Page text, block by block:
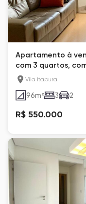
Apartamento à
com 3 quartos,
Vila Itapura
96m² 3 2
R$ 550.000